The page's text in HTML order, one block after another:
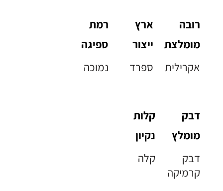
רובה
מומלצת
אקרילית
ארץ
ייצור
ספרד
רמת
ספיגה
נמוכה
דבק
מומלץ
דבק
קרמיקה
קלות
נקיון
קלה